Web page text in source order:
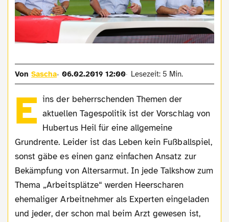
VonSascha 06.02.2019 12:00 Lesezeit: 5 Min.
E ins der beherrschenden Themen der
aktuellen Tagespolitik ist der Vorschlag von
Hubertus Heil für eine allgemeine
Grundrente. Leider ist das Leben kein Fußballspiel,
sonst gäbe es einen ganz einfachen Ansatz zur
Bekämpfung von Altersarmut. In jede Talkshow zum
Thema „Arbeitsplätze“ werden Heerscharen
ehemaliger Arbeitnehmer als Experten eingeladen
und jeder, der schon mal beim Arzt gewesen ist,